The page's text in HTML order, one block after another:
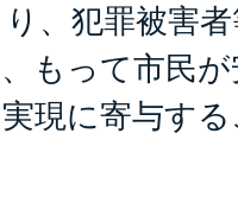
、犯罪被害
もって市民
現に寄与す